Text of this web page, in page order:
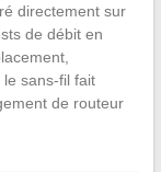
directement sur
de débit en
sans-fil fait
de routeur